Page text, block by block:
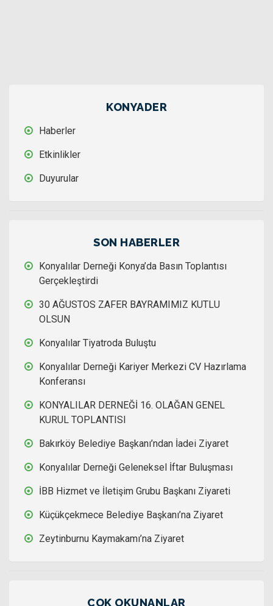
KONYADER
Haberler
Etkinlikler
Duyurular
SON HABERLER
Konyalılar Derneği Konya’da Basın Toplantısı
Gerçekleştirdi
30 AĞUSTOS ZAFER BAYRAMIMIZ KUTLU
OLSUN
Konyalılar Tiyatroda Buluştu
Konyalılar Derneği Kariyer Merkezi CV Hazırlama
Konferansı
KONYALILAR DERNEĞİ 16. OLAĞAN GENEL
KURUL TOPLANTISI
Bakırköy Belediye Başkanı’ndan İadei Ziyaret
Konyalılar Derneği Geleneksel İftar Buluşması
İBB Hizmet ve İletişim Grubu Başkanı Ziyareti
Küçükçekmece Belediye Başkanı’na Ziyaret
Zeytinburnu Kaymakamı’na Ziyaret
ÇOK OKUNANLAR